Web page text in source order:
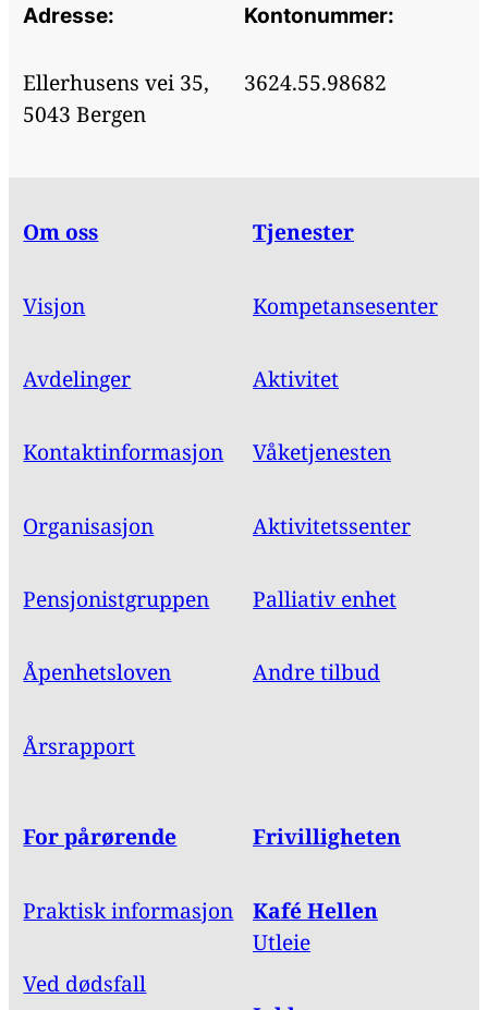
Adresse:
Ellerhusens vei 35,
5043 Bergen
Kontonummer:
3624.55.98682
Om oss
Visjon
Avdelinger
Kontaktinformasjon
Organisasjon
Pensjonistgruppen
Åpenhetsloven
Årsrapport
Tjenester
Kompetansesenter
Aktivitet
Våketjenesten
Aktivitetssenter
Palliativ enhet
Andre tilbud
For pårørende
Praktisk informasjon
Ved dødsfall
Frivilligheten
Kafé Hellen
Utleie